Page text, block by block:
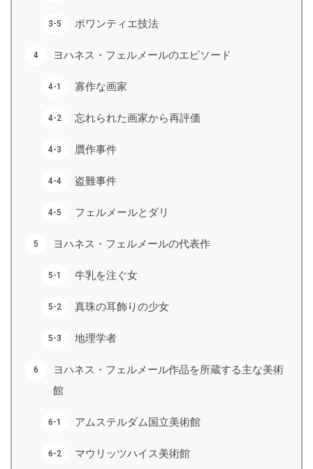
ポワンティエ技法
ヨハネス・フェルメールのエピソード
寡作な画家
忘れられた画家から再評価
贋作事件
盗難事件
フェルメールとダリ
ヨハネス・フェルメールの代表作
牛乳を注ぐ女
真珠の耳飾りの少女
地理学者
ヨハネス・フェルメール作品を所蔵する主な美術
館
アムステルダム国立美術館
マウリッツハイス美術館